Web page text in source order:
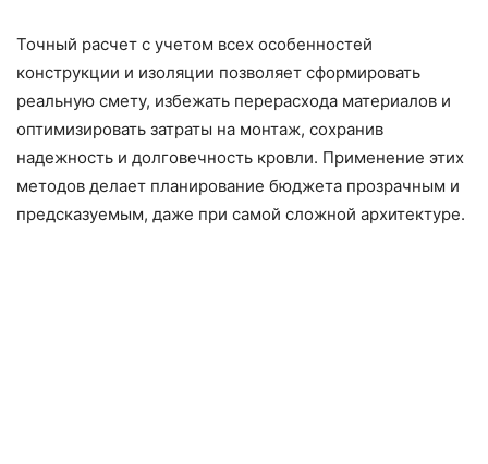
Точный расчет с учетом всех особенностей
конструкции и изоляции позволяет сформировать
реальную смету, избежать перерасхода материалов и
оптимизировать затраты на монтаж, сохранив
надежность и долговечность кровли. Применение этих
методов делает планирование бюджета прозрачным и
предсказуемым, даже при самой сложной архитектуре.